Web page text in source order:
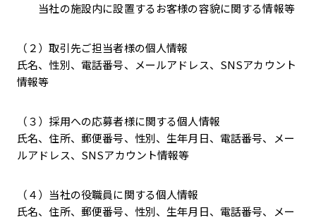
当社の施設内に設置するお客様の容貌に関する情報等
（２）取引先ご担当者様の個人情報
氏名、性別、電話番号、メールアドレス、SNSアカウント
情報等
（３）採用への応募者様に関する個人情報
氏名、住所、郵便番号、性別、生年月日、電話番号、メー
ルアドレス、SNSアカウント情報等
（４）当社の役職員に関する個人情報
氏名、住所、郵便番号、性別、生年月日、電話番号、メー